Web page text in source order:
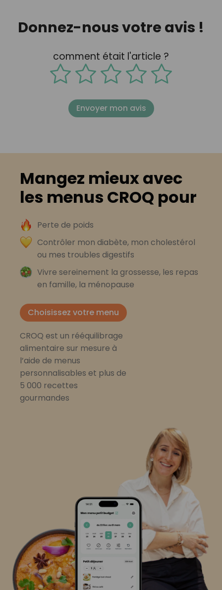
Donnez-nous votre avis !
comment était l'article ?
Envoyer mon avis
Mangez mieux avec
les menus CROQ pour
Perte de poids
Contrôler mon diabète, mon cholestérol
ou mes troubles digestifs
Vivre sereinement la grossesse, les repas
en famille, la ménopause
Choisissez votre menu
CROQ est un rééquilibrage
alimentaire sur mesure à
l’aide de menus
personnalisables et plus de
5 000 recettes
gourmandes